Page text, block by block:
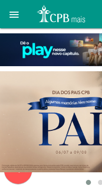

navigate_before